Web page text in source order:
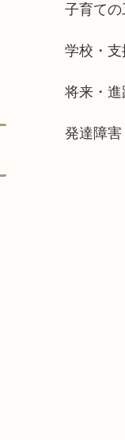
子育ての
学校・
将来・進
発達障